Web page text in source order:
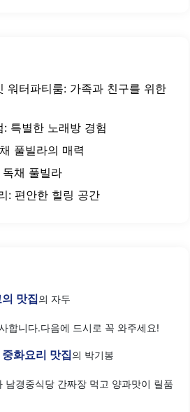
워터파티룸: 가족과 친구를 위한
특별한 노래방 경험
풀빌라의 매력
채 풀빌라
: 편안한 힐링 공간
맛집의 자두
합니다.다음에 드시로 꼭 와주세요!
화요리 맛집의 박기봉
남경중식당 간짜장 먹고 양과맛이 릴품